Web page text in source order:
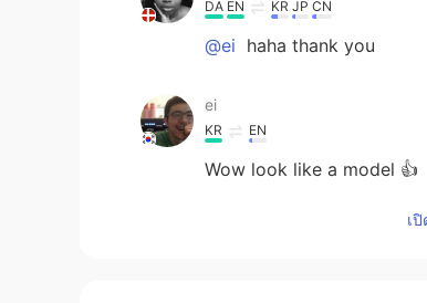
DA EN KR JP CN
@ei haha thank you
ei
KR EN
Wow look like a model 👍
เ